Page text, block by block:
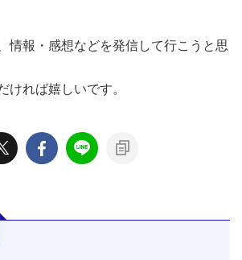
情報・感想などを発信して行こうと思
ければ嬉しいです。